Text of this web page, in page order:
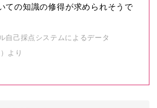
ての知識の修得が求められそうで
自己採点システムによるデータ
より